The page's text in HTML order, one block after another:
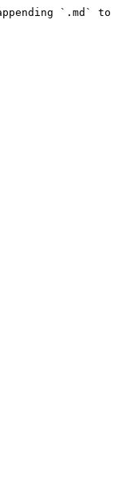
`.md` to